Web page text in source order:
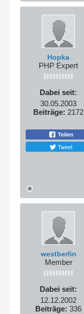
Hopka
PHP Expert
Dabei seit:
30.05.2003
Beiträge: 2172
Teilen
Tweet
westberlin
Member
Dabei seit:
12.12.2002
Beiträge: 336